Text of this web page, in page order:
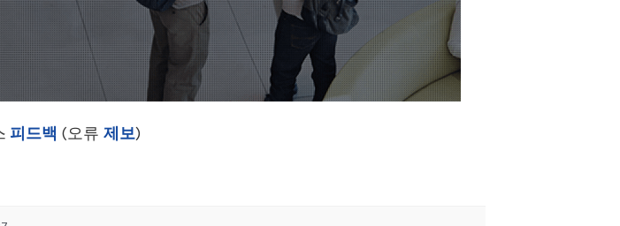
피드백 (오류 제보)